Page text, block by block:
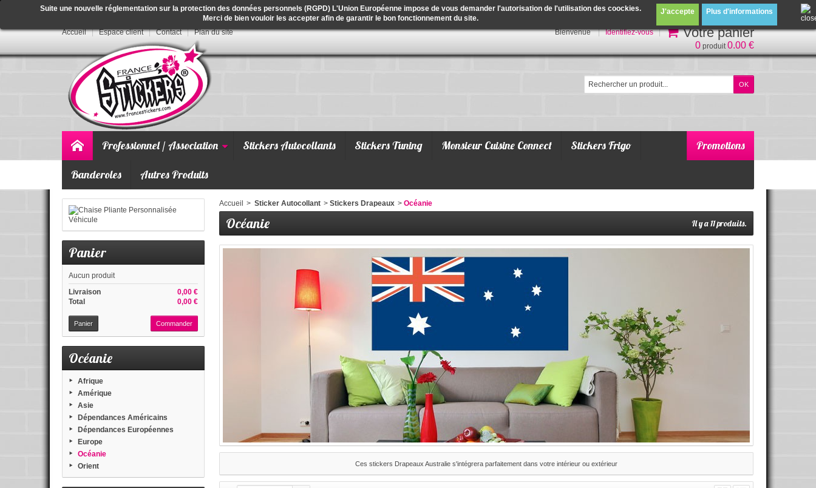
Accueil Espace client Contact Plan du site Bienvenue Identifiez-vous Votre panier
0 produit0.00 €
Promotions
Professionnel / Association Stickers Autocollants Stickers Tuning Monsieur Cuisine Connect Stickers Frigo
Banderoles Autres Produits
Suite une nouvelle réglementation sur la protection des données personnels (RGPD) L'Union Européenne impose de vous demander l'autorisation de l'utilisation des coockies.
Merci de bien vouloir les accepter afin de garantir le bon fonctionnement du site.
J'accepte Plus d'informations
Panier
Aucun produit
0,00 €
Livraison
0,00 €
Total
Panier Commander
Océanie
Afrique
Amérique
Asie
Dépendances Américains
Dépendances Européennes
Europe
Océanie
Orient
Accueil > Sticker Autocollant > Stickers Drapeaux > Océanie
Océanie Il y a 11 produits.
Ces stickers Drapeaux Australie s'intégrera parfaitement dans votre intérieur ou extérieur